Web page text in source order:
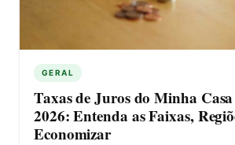
GERAL
Taxas de Juros do Minha
2026: Entenda as Faixas,
Economizar